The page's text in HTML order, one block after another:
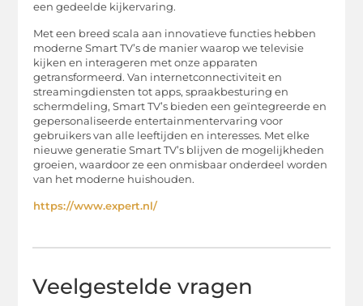
een gedeelde kijkervaring.
Met een breed scala aan innovatieve functies hebben
moderne Smart TV’s de manier waarop we televisie
kijken en interageren met onze apparaten
getransformeerd. Van internetconnectiviteit en
streamingdiensten tot apps, spraakbesturing en
schermdeling, Smart TV’s bieden een geïntegreerde en
gepersonaliseerde entertainmentervaring voor
gebruikers van alle leeftijden en interesses. Met elke
nieuwe generatie Smart TV’s blijven de mogelijkheden
groeien, waardoor ze een onmisbaar onderdeel worden
van het moderne huishouden.
https://www.expert.nl/
Veelgestelde vragen